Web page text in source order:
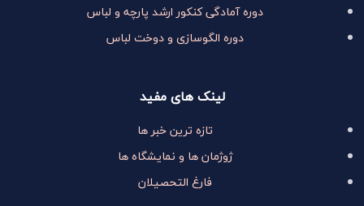
دوره آمادگی کنکور ارشد پارچه و لباس
دوره الگوسازی و دوخت لباس
لینک های مفید
تازه ترین خبر ها
ژوژمان ها و نمایشگاه ها
فارغ التحصیلان